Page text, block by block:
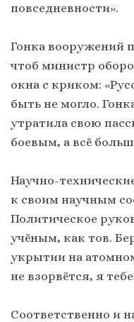
повседневности».
Гонка вооружений
чтоб министр
окна с криком:
быть не могло.
утратила свою
боевым, а всё
Научно-
к своим научным
Политическое
учёным, как тов.
укрытии на
не взорвётся, я
Соответственно и